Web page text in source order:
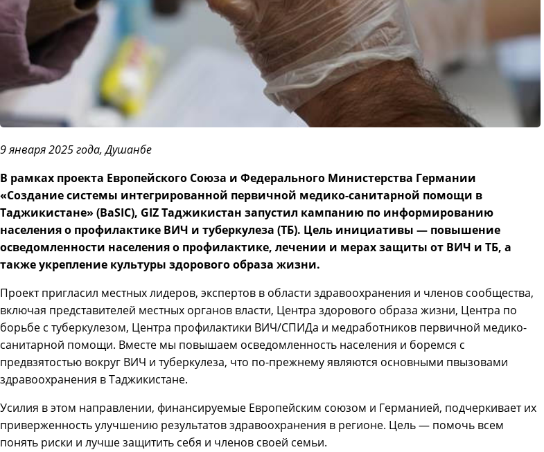
9 января 2025 года, Душанбе
В рамках проекта Европейского Союза и Федерального Министерства Германии
«Создание системы интегрированной первичной медико-санитарной помощи в
Таджикистане» (BaSIC), GIZ Таджикистан запустил кампанию по информированию
населения о профилактике ВИЧ и туберкулеза (ТБ). Цель инициативы — повышение
осведомленности населения о профилактике, лечении и мерах защиты от ВИЧ и ТБ, а
также укрепление культуры здорового образа жизни.
Проект пригласил местных лидеров, экспертов в области здравоохранения и членов сообщества,
включая представителей местных органов власти, Центра здорового образа жизни, Центра по
борьбе с туберкулезом, Центра профилактики ВИЧ/СПИДа и медработников первичной медико-
санитарной помощи. Вместе мы повышаем осведомленность населения и боремся с
предвзятостью вокруг ВИЧ и туберкулеза, что по-прежнему являются основными пвызовами
здравоохранения в Таджикистане.
Усилия в этом направлении, финансируемые Европейским союзом и Германией, подчеркивает их
приверженность улучшению результатов здравоохранения в регионе. Цель — помочь всем
понять риски и лучше защитить себя и членов своей семьи.